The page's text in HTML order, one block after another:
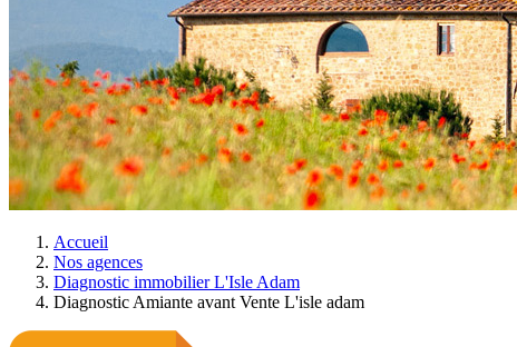
Accueil
Nos agences
Diagnostic immobilier L'Isle Adam
Diagnostic Amiante avant Vente L'isle adam